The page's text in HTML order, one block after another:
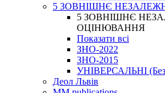
5 ЗОВНІШНЄ
5 ЗОВНІШНЄ
ОЦІНЮВАННЯ
Показати всі
ЗНО-2022
ЗНО-2015
УНІВЕРСАЛЬНІ
Деол Львів